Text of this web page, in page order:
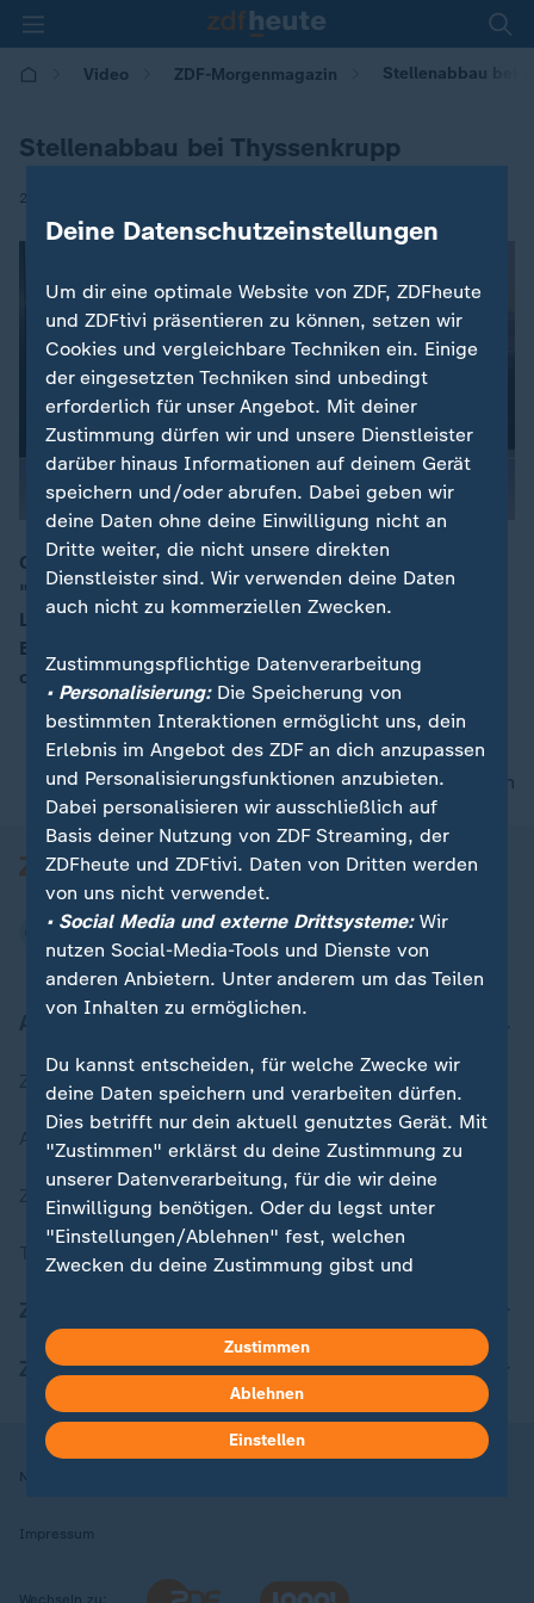
Video ZDF-Morgenmagazin Stellenabbau bei
Stellenabbau bei Thyssenkrupp
26.11.2024 | 05:30
00:16
Christiane Benner, Erste Vorsitzende IG Metall, will
"keine Werkschließungen bei Thyssen akzeptieren".
Lösungen könne es nur gemeinsam geben, mit der
Belegschaft. Es fehle an "Demut des Managements
oder des Vorstands".
nach oben
Zuletzt veröffentlicht
Aktuelle Sendungs-Videos
ZDFheute Stories
Themen im Überblick
ZDFheute Apps
Nutzungsbedingungen
Impressum
Wechseln zu:
Deine Datenschutzeinstellungen
Um dir eine optimale Website von ZDF, ZDFheute
und ZDFtivi präsentieren zu können, setzen wir
Cookies und vergleichbare Techniken ein. Einige
der eingesetzten Techniken sind unbedingt
erforderlich für unser Angebot. Mit deiner
Zustimmung dürfen wir und unsere Dienstleister
darüber hinaus Informationen auf deinem Gerät
speichern und/oder abrufen. Dabei geben wir
deine Daten ohne deine Einwilligung nicht an
Dritte weiter, die nicht unsere direkten
Dienstleister sind. Wir verwenden deine Daten
auch nicht zu kommerziellen Zwecken.
Zustimmungspflichtige Datenverarbeitung
• Personalisierung:Die Speicherung von
bestimmten Interaktionen ermöglicht uns, dein
Erlebnis im Angebot des ZDF an dich anzupassen
und Personalisierungsfunktionen anzubieten.
Dabei personalisieren wir ausschließlich auf
Basis deiner Nutzung von ZDF Streaming, der
ZDFheute und ZDFtivi. Daten von Dritten werden
von uns nicht verwendet.
• Social Media und externe Drittsysteme:Wir
nutzen Social-Media-Tools und Dienste von
anderen Anbietern. Unter anderem um das Teilen
von Inhalten zu ermöglichen.
Du kannst entscheiden, für welche Zwecke wir
deine Daten speichern und verarbeiten dürfen.
Dies betrifft nur dein aktuell genutztes Gerät. Mit
"Zustimmen" erklärst du deine Zustimmung zu
unserer Datenverarbeitung, für die wir deine
Einwilligung benötigen. Oder du legst unter
"Einstellungen/Ablehnen" fest, welchen
Zwecken du deine Zustimmung gibst und
in deinen Einstellungen widerrufen oder ändern.
Hier findest du das Impressum.
Weitere Informationen findest du in unserer
Datenschutzerklärung.
Zustimmen
Ablehnen
Einstellen